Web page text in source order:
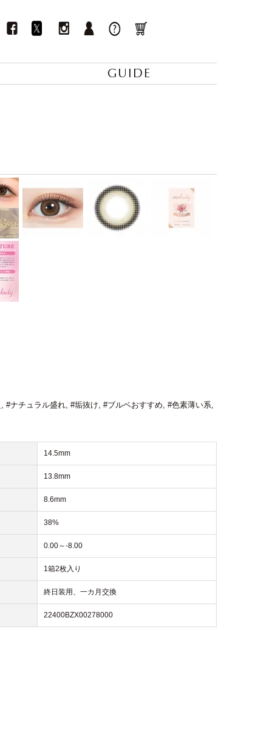
GUIDE
, #ナチュラル盛れ, #垢抜け, #ブルベおすすめ, #色素薄い系,
14.5mm
13.8mm
8.6mm
38%
0.00～-8.00
1箱2枚入り
終日装用、一カ月交換
22400BZX00278000